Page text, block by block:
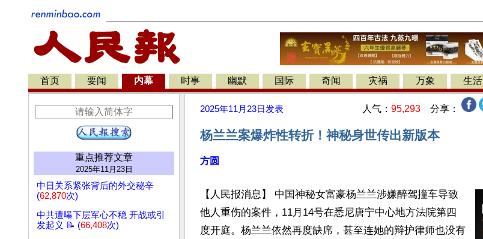
首页 要闻 内幕 时事 幽默 国际 奇闻 灾祸 万象 生活
重点推荐文章
2025年11月23日
中日关系紧张背后的外交秘辛
(62,870次)
中共遭曝下层军心不稳 开战或引
发起义 📝 (66,408次)
2025年11月23日 发表 人气： 95,293 分享：
杨兰兰案爆炸性转折！神秘身世传出新版本
方圆
【人民报消息】 中国神秘女富豪杨兰兰涉嫌醉驾撞车导致
他人重伤的案件，11月14号在悉尼唐宁中心地方法院第四
度开庭。杨兰兰依然再度缺席，甚至连她的辩护律师也没有